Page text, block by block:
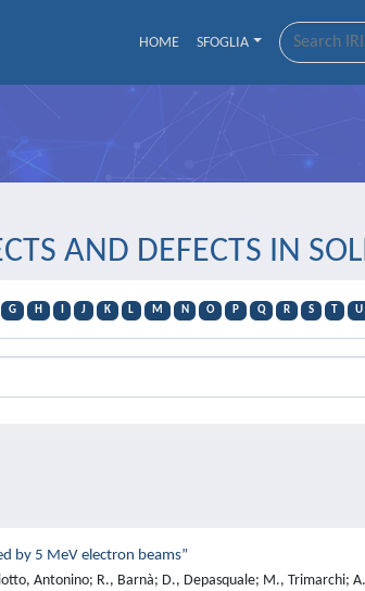
HOME SFOGLIA
AND DEFECTS IN
G H J K L M N O P Q R S T U
by 5 MeV electron beams”
Antonino; R., Barnà; D., Depasquale; M., Trimarchi;